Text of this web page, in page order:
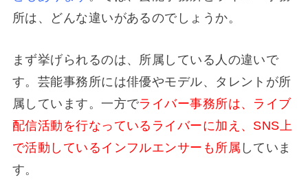
所は、どんな違いがあるのでしょうか。
まず挙げられるのは、所属している人の違いで
す。芸能事務所には俳優やモデル、タレントが所
属しています。一方でライバー事務所は、ライブ
配信活動を行なっているライバーに加え、SNS上
で活動しているインフルエンサーも所属 していま
す。